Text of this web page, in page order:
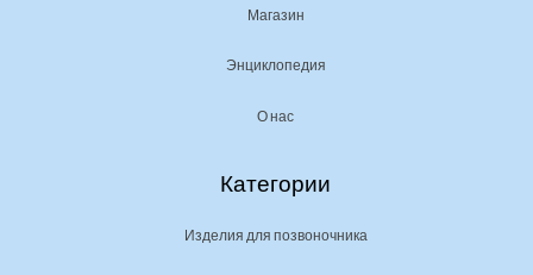
Магазин
Энциклопедия
О нас
Категории
Изделия для позвоночника